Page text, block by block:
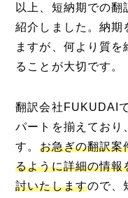
以上、短納期での翻
紹介しました。納期
ますが、何より質を
ることが大切です。
翻訳会社FUKUDAI
パートを揃えており
す。 お急ぎの翻訳案
るように詳細の情報
討いたしますので、